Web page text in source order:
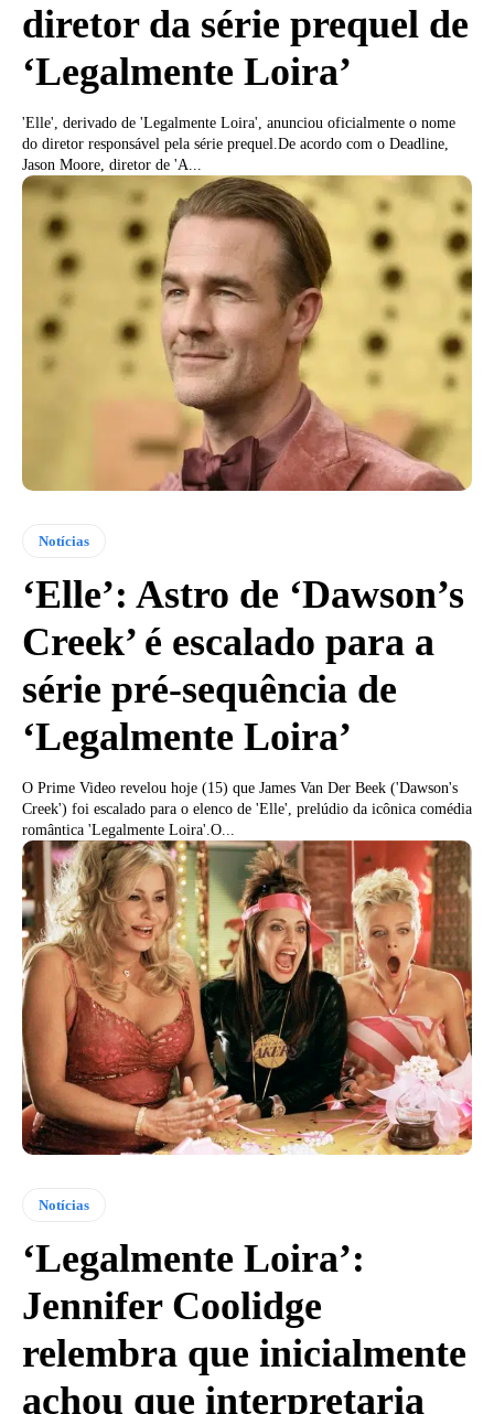
diretor da série prequel de
‘Legalmente Loira’
'Elle', derivado de 'Legalmente Loira', anunciou oficialmente o nome
do diretor responsável pela série prequel.De acordo com o Deadline,
Jason Moore, diretor de 'A...
Notícias
‘Elle’: Astro de ‘Dawson’s
Creek’ é escalado para a
série pré-sequência de
‘Legalmente Loira’
O Prime Video revelou hoje (15) que James Van Der Beek ('Dawson's
Creek') foi escalado para o elenco de 'Elle', prelúdio da icônica comédia
romântica 'Legalmente Loira'.O...
Notícias
‘Legalmente Loira’:
Jennifer Coolidge
relembra que inicialmente
achou que interpretaria